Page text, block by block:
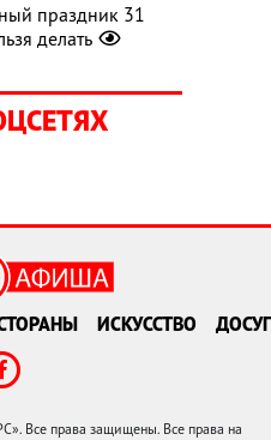
праздник 31
делать
ИСКУССТВО ДОСУГ
Все права защищены. Все права на